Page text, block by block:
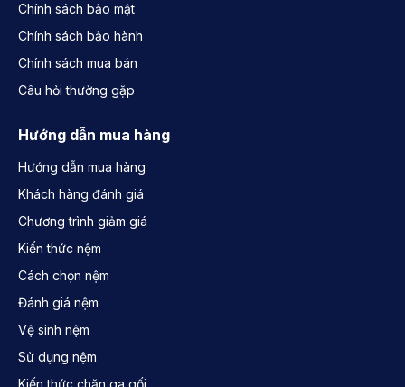
Chính sách bảo mật
Chính sách bảo hành
Chính sách mua bán
Câu hỏi thường gặp
Hướng dẫn mua hàng
Hướng dẫn mua hàng
Khách hàng đánh giá
Chương trình giảm giá
Kiến thức nệm
Cách chọn nệm
Đánh giá nệm
Vệ sinh nệm
Sử dụng nệm